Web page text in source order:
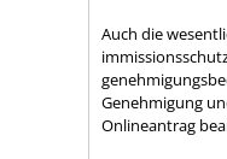
Auch die
Genehmigung
Onlineantrag